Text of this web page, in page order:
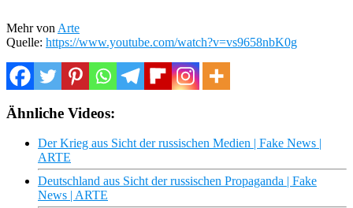
Mehr von Arte
Quelle: https://www.youtube.com/watch?v=vs9658nbK0g
Ähnliche Videos:
Der Krieg aus Sicht der russischen Medien | Fake News |
ARTE
Deutschland aus Sicht der russischen Propaganda | Fake
News | ARTE